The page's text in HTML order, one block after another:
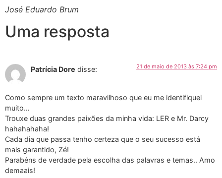
José Eduardo Brum
Uma resposta
Patrícia Dore disse: 21 de maio de 2013 às 7:24 pm
Como sempre um texto maravilhoso que eu me identifiquei
muito…
Trouxe duas grandes paixões da minha vida: LER e Mr. Darcy
hahahahaha!
Cada dia que passa tenho certeza que o seu sucesso está
mais garantido, Zé!
Parabéns de verdade pela escolha das palavras e temas.. Amo
demaais!